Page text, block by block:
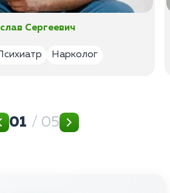
Сергеевич
Нарколог
01 / 05